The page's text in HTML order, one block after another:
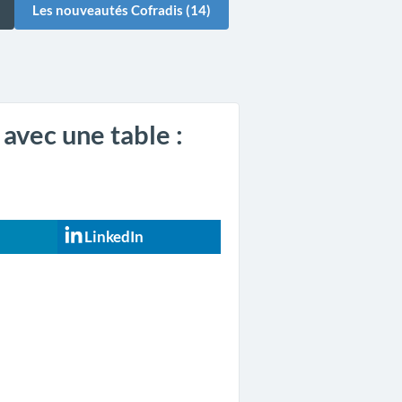
Les nouveautés Cofradis (14)
une table :
LinkedIn